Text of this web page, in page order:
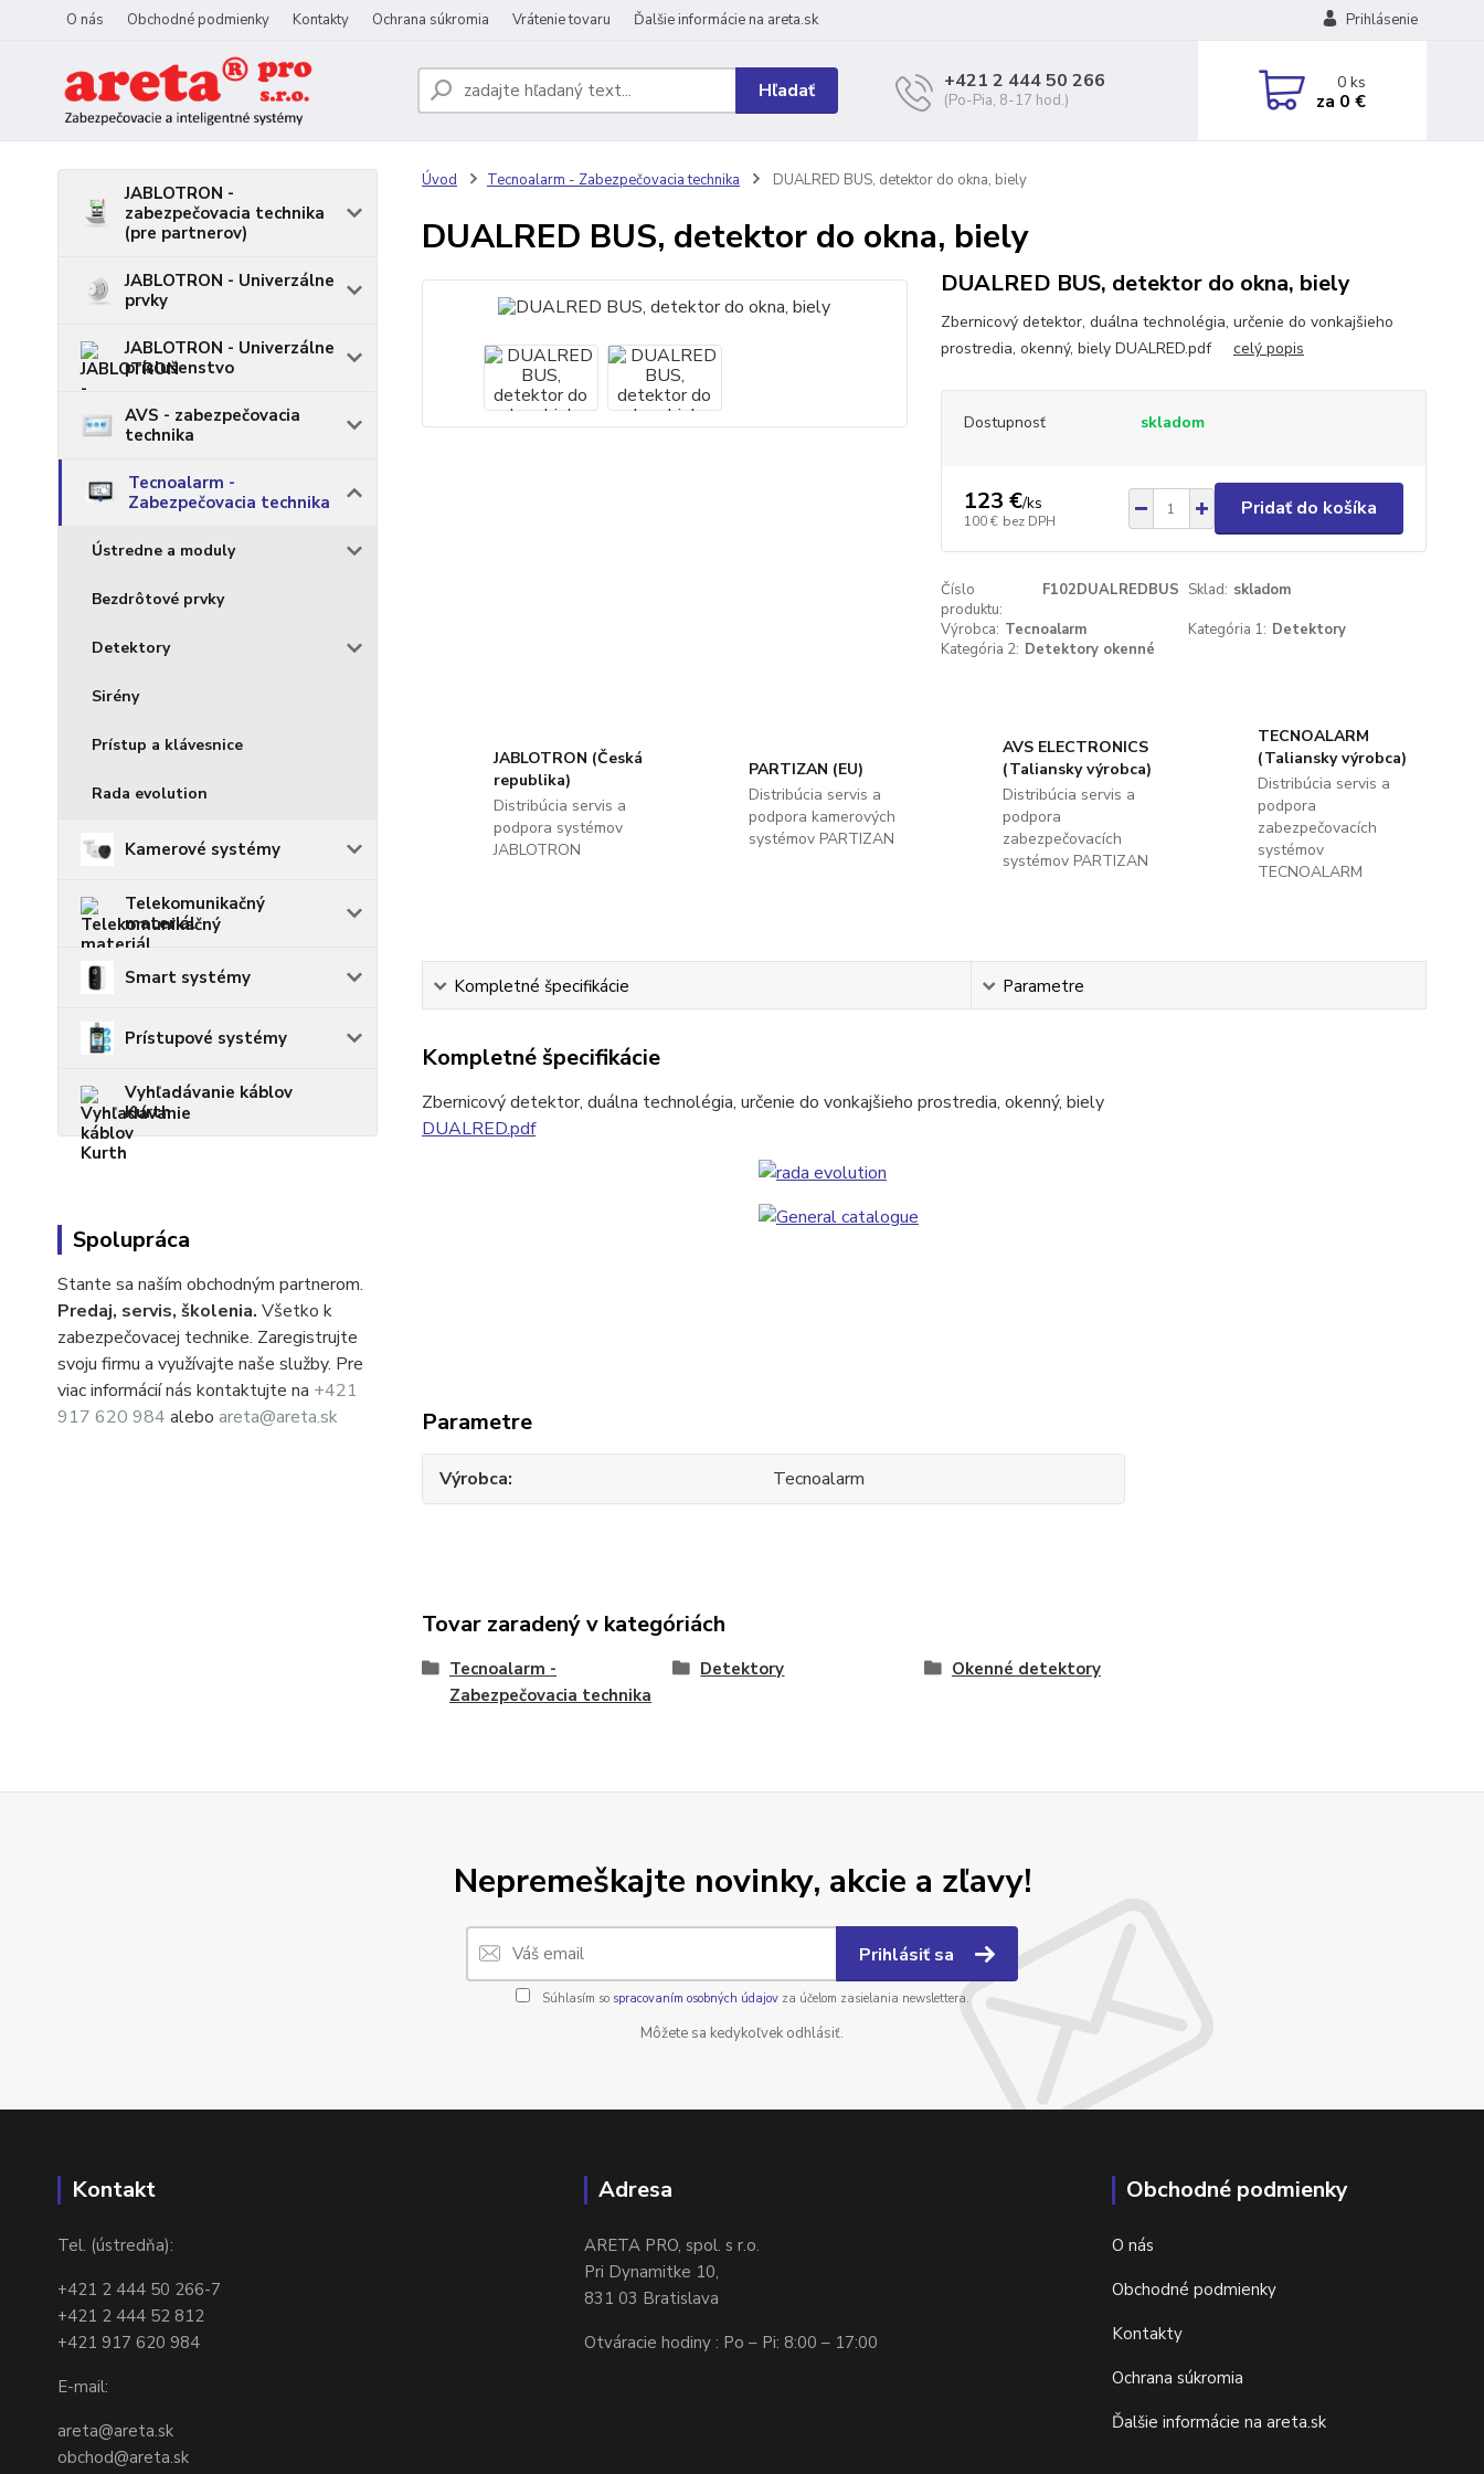
O nás Obchodné podmienky Kontakty Ochrana súkromia Vrátenie tovaru Ďalšie informácie na areta.sk Prihlásenie
Hľadať +421 2 444 50 266
(Po-Pia, 8-17 hod.)
0ks
za 0 €
JABLOTRON -
zabezpečovacia technika
(pre partnerov)
JABLOTRON - Univerzálne
prvky
JABLOTRON - Univerzálne
príslušenstvo
AVS - zabezpečovacia
technika
Tecnoalarm -
Zabezpečovacia technika
Ústredne a moduly
Bezdrôtové prvky
Detektory
Sirény
Prístup a klávesnice
Rada evolution
Kamerové systémy
Telekomunikačný
materiál
Smart systémy
Prístupové systémy
Vyhľadávanie káblov
Kurth
Spolupráca
Stante sa naším obchodným partnerom.
Predaj, servis, školenia. Všetko k
zabezpečovacej technike. Zaregistrujte
svoju firmu a využívajte naše služby. Pre
viac informácií nás kontaktujte na +421
917 620 984 alebo areta@areta.sk
Úvod Tecnoalarm - Zabezpečovacia technika DUALRED BUS, detektor do okna, biely
DUALRED BUS, detektor do okna, biely
DUALRED BUS, detektor do okna, biely
Zbernicový detektor, duálna technolégia, určenie do vonkajšieho
prostredia, okenný, biely DUALRED.pdf celý popis
Dostupnosť skladom
123 €/ks
100 € bez DPH
Pridať do košíka
Číslo
produktu:
F102DUALREDBUS Sklad: skladom
Výrobca: Tecnoalarm Kategória 1: Detektory
Kategória 2: Detektory okenné
JABLOTRON (Česká
republika)
Distribúcia servis a
podpora systémov
JABLOTRON
PARTIZAN (EU)
Distribúcia servis a
podpora kamerových
systémov PARTIZAN
AVS ELECTRONICS
(Taliansky výrobca)
Distribúcia servis a
podpora
zabezpečovacích
systémov PARTIZAN
TECNOALARM
(Taliansky výrobca)
Distribúcia servis a
podpora
zabezpečovacích
systémov
TECNOALARM
Kompletné špecifikácie Parametre
Kompletné špecifikácie
Zbernicový detektor, duálna technolégia, určenie do vonkajšieho prostredia, okenný, biely
DUALRED.pdf
Parametre
Výrobca Tecnoalarm
Tovar zaradený v kategóriách
Tecnoalarm -
Zabezpečovacia technika
Detektory Okenné detektory
Nepremeškajte novinky, akcie a zľavy!
Prihlásiť sa
Súhlasím so spracovaním osobných údajovza účelom zasielania newslettera.
Môžete sa kedykoľvek odhlásiť.
Kontakt
Tel. (ústredňa):
+421 2 444 50 266-7
+421 2 444 52 812
+421 917 620 984
E-mail:
areta@areta.sk
obchod@areta.sk
Adresa
ARETA PRO, spol. s r.o.
Pri Dynamitke 10,
831 03 Bratislava
Otváracie hodiny : Po – Pi: 8:00 – 17:00
Obchodné podmienky
O nás
Obchodné podmienky
Kontakty
Ochrana súkromia
Ďalšie informácie na areta.sk